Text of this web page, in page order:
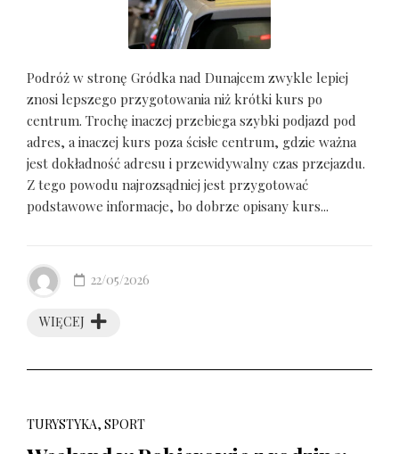
Podróż w stronę Gródka nad Dunajcem zwykle lepiej
znosi lepszego przygotowania niż krótki kurs po
centrum. Trochę inaczej przebiega szybki podjazd pod
adres, a inaczej kurs poza ścisłe centrum, gdzie ważna
jest dokładność adresu i przewidywalny czas przejazdu.
Z tego powodu najrozsądniej jest przygotować
podstawowe informacje, bo dobrze opisany kurs...
WIĘCEJ
22/05/2026
TURYSTYKA, SPORT